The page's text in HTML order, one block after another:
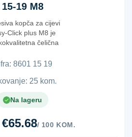
15-19 M8
kopča za cijevi
Click plus M8 je
čelična
8​6​0​1​ ​1​5​ ​1​9​
25 kom.
Na lageru
€65.68/ 100 KOM.